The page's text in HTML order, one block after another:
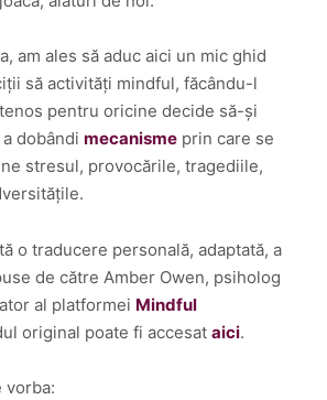
am ales să aduc aici un mic ghid
să activități mindful, făcându-l
pentru oricine decide să-și
dobândi mecanisme prin care se
stresul, provocările, tragediile,
o traducere personală, adaptată, a
de către Amber Owen, psiholog
al platformei Mindful
original poate fi accesat aici.
vorba: